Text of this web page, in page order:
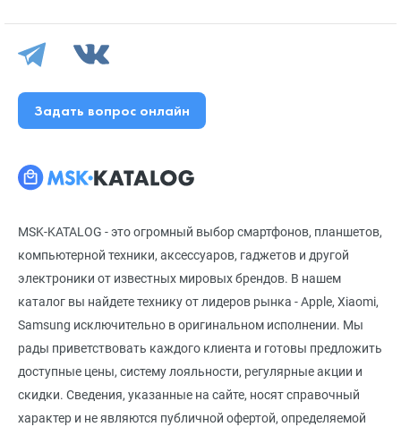
MSK-KATALOG - это огромный выбор смартфонов, планшетов,
компьютерной техники, аксессуаров, гаджетов и другой
электроники от известных мировых брендов. В нашем
каталог вы найдете технику от лидеров рынка - Apple, Xiaomi,
Samsung исключительно в оригинальном исполнении. Мы
рады приветствовать каждого клиента и готовы предложить
доступные цены, систему лояльности, регулярные акции и
скидки. Сведения, указанные на сайте, носят справочный
характер и не являются публичной офертой, определяемой
Задать вопрос онлайн